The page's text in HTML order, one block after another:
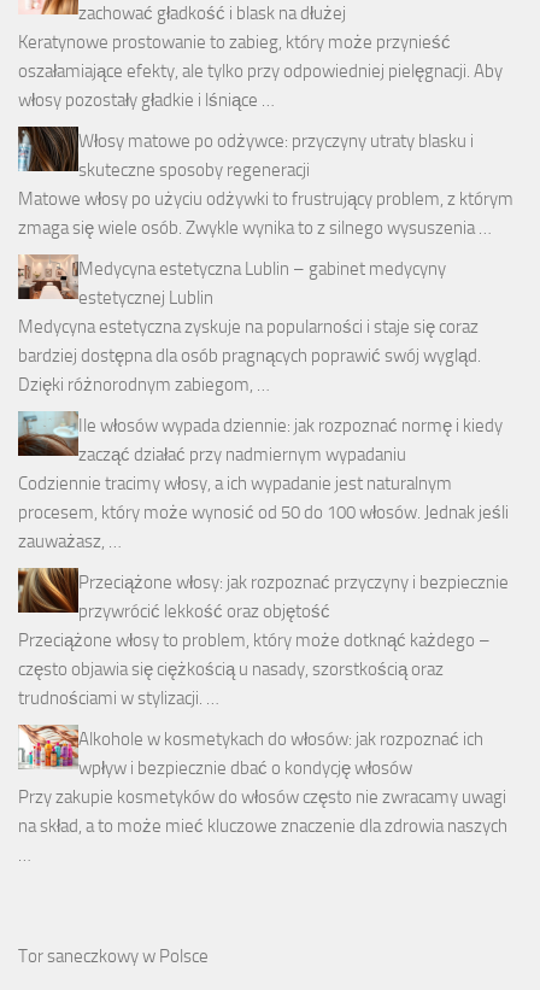
zachować gładkość i blask na dłużej
Keratynowe prostowanie to zabieg, który może przynieść
oszałamiające efekty, ale tylko przy odpowiedniej pielęgnacji. Aby
włosy pozostały gładkie i lśniące …
Włosy matowe po odżywce: przyczyny utraty blasku i
skuteczne sposoby regeneracji
Matowe włosy po użyciu odżywki to frustrujący problem, z którym
zmaga się wiele osób. Zwykle wynika to z silnego wysuszenia …
Medycyna estetyczna Lublin – gabinet medycyny
estetycznej Lublin
Medycyna estetyczna zyskuje na popularności i staje się coraz
bardziej dostępna dla osób pragnących poprawić swój wygląd.
Dzięki różnorodnym zabiegom, …
Ile włosów wypada dziennie: jak rozpoznać normę i kiedy
zacząć działać przy nadmiernym wypadaniu
Codziennie tracimy włosy, a ich wypadanie jest naturalnym
procesem, który może wynosić od 50 do 100 włosów. Jednak jeśli
zauważasz, …
Przeciążone włosy: jak rozpoznać przyczyny i bezpiecznie
przywrócić lekkość oraz objętość
Przeciążone włosy to problem, który może dotknąć każdego –
często objawia się ciężkością u nasady, szorstkością oraz
trudnościami w stylizacji. …
Alkohole w kosmetykach do włosów: jak rozpoznać ich
wpływ i bezpiecznie dbać o kondycję włosów
Przy zakupie kosmetyków do włosów często nie zwracamy uwagi
na skład, a to może mieć kluczowe znaczenie dla zdrowia naszych
…
Tor saneczkowy w Polsce